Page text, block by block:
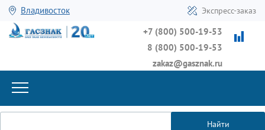
Владивосток Экспресс-заказ
+7 (800) 500-19-53
8 (800) 500-19-53
zakaz@gasznak.ru
Найти